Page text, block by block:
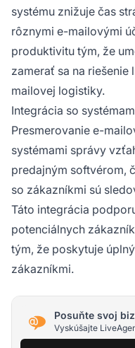
systému znižuje čas
rôznymi e-mailovými
produktivitu tým, že
zamerať sa na
mailovej logistiky.
Integrácia so
Presmerovanie e-
systémami správy
predajným softvérom,
so zákazníkmi sú
Táto integrácia
potenciálnych
tým, že poskytuje
zákazníkmi.
Posuňte svoj
Vyskúšajte